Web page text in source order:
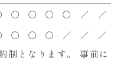
〇 〇 〇 〇 ／
／
〇 〇 〇 ／ ／ ／
制となります。 事前に